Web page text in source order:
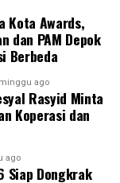
Kota Awards,
dan PAM Depok
Berbeda
ago
Rasyid Minta
Koperasi dan
ago
Siap Dongkrak